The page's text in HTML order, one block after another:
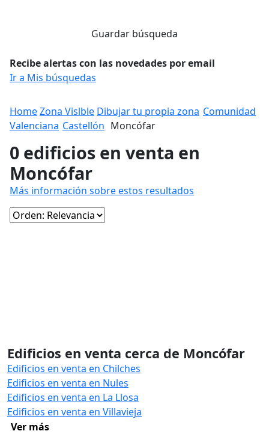
Guardar búsqueda
Recibe alertas con las novedades por email
Ir a Mis búsquedas
HomeZona Vislble Dibujar tu propia zona Comunidad
Valenciana Castellón Moncófar
0 edificios en venta en
Moncófar
Más información sobre estos resultados
Edificios en venta cerca de Moncófar
Edificios en venta en Chilches
Edificios en venta en Nules
Edificios en venta en La Llosa
Edificios en venta en Villavieja
Ver más